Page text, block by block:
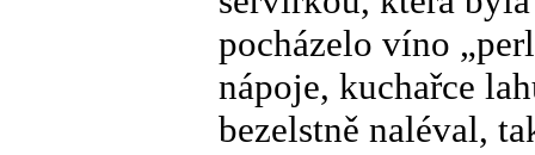
pocházelo víno
nápoje, kuchařce
bezelstně naléval,